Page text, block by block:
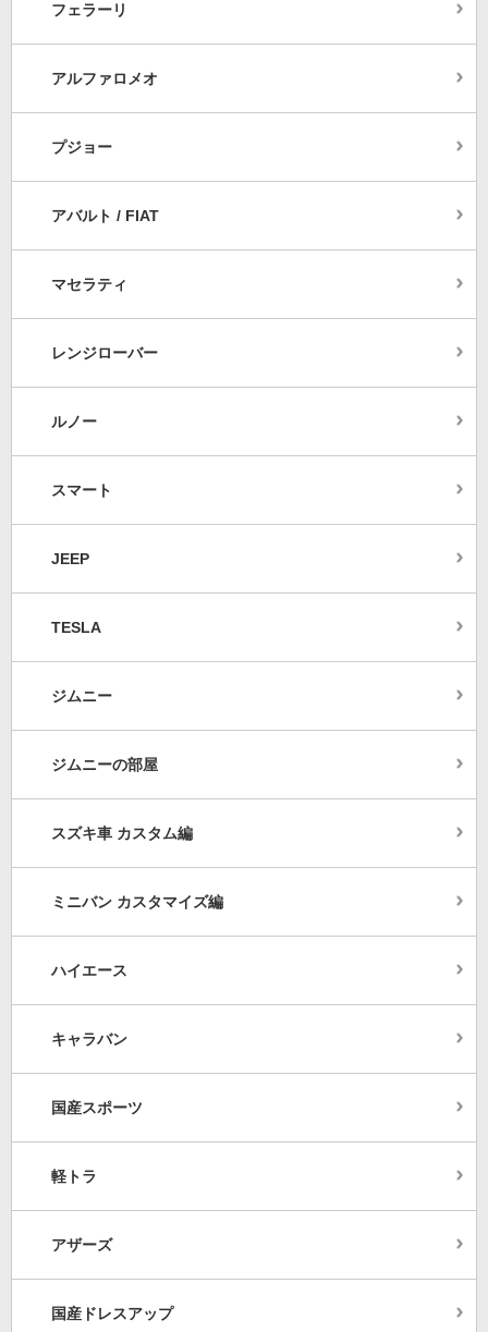
フェラーリ
アルファロメオ
プジョー
アバルト / FIAT
マセラティ
レンジローバー
ルノー
スマート
JEEP
TESLA
ジムニー
ジムニーの部屋
スズキ車 カスタム編
ミニバン カスタマイズ編
ハイエース
キャラバン
国産スポーツ
軽トラ
アザーズ
国産ドレスアップ